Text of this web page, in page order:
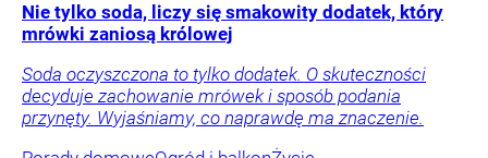
Nie tylko soda, liczy się smakowity dodatek, który
mrówki zaniosą królowej
Soda oczyszczona to tylko dodatek. O skuteczności
decyduje zachowanie mrówek i sposób podania
przynęty. Wyjaśniamy, co naprawdę ma znaczenie.